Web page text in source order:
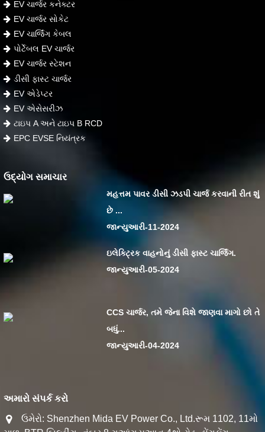
EV ચાર્જર કનેક્ટર
EV ચાર્જર સોકેટ
EV ચાર્જિંગ કેબલ
પોર્ટેબલ EV ચાર્જર
EV ચાર્જર સ્ટેશન
ડીસી ફાસ્ટ ચાર્જર
EV એડેપ્ટર
EV એસેસરીઝ
ટાઇપ A અને ટાઇપ B RCD
EPC EVSE નિયંત્રક
ઉદ્યોગ સમાચાર
મહત્તમ પાવર ડીસી ઝડપી ચાર્જ કરવાની રીત શું
છે ...
જાન્યુઆરી-11-2024
ઇલેક્ટ્રિક વાહનોનું ડીસી ફાસ્ટ ચાર્જિંગ.
જાન્યુઆરી-05-2024
CCS ચાર્જર, તમે જેના વિશે જાણવા માગો છો તે
બધું...
જાન્યુઆરી-04-2024
અમારો સંપર્ક કરો
ઉમેરો: Shenzhen Mida EV Power Co., Ltd.રૂમ 1102, 11મો